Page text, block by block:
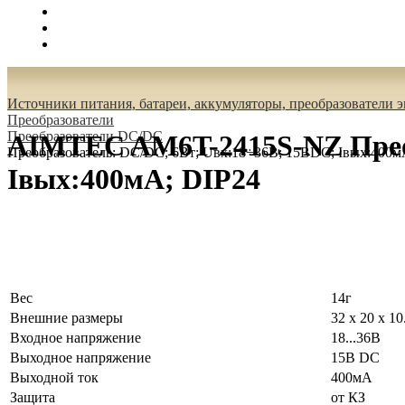
Источники питания, батареи, аккумуляторы, преобразователи
Преобразователи
Преобразователи DC/DC
Преобразователь: DC/DC; 6Вт; Uвх:18÷36В; 15ВDC;
AIMTEC AM6T-2415S-NZ
Iвых:400мА; DIP24
Вес
14г
Внешние размеры
32 x 20 x
Входное напряжение
18...36В
Выходное напряжение
15В DC
Выходной ток
400мА
Защита
от КЗ